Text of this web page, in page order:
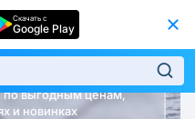
Скачать с
Google Play
по выгодным ценам,
и новинках